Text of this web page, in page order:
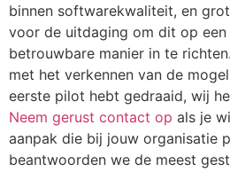
binnen softwarekwaliteit, en
voor de uitdaging om dit op een
betrouwbare manier in te
met het verkennen van de
eerste pilot hebt gedraaid, wij
Neem gerust contact op als je
aanpak die bij jouw organisatie
beantwoorden we de meest